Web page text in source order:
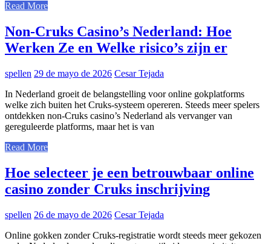
Read More
Non-Cruks Casino’s Nederland: Hoe
Werken Ze en Welke risico’s zijn er
spellen 29 de mayo de 2026 Cesar Tejada
In Nederland groeit de belangstelling voor online gokplatforms
welke zich buiten het Cruks-systeem opereren. Steeds meer spelers
ontdekken non-Cruks casino’s Nederland als vervanger van
gereguleerde platforms, maar het is van
Read More
Hoe selecteer je een betrouwbaar online
casino zonder Cruks inschrijving
spellen 26 de mayo de 2026 Cesar Tejada
Online gokken zonder Cruks-registratie wordt steeds meer gekozen